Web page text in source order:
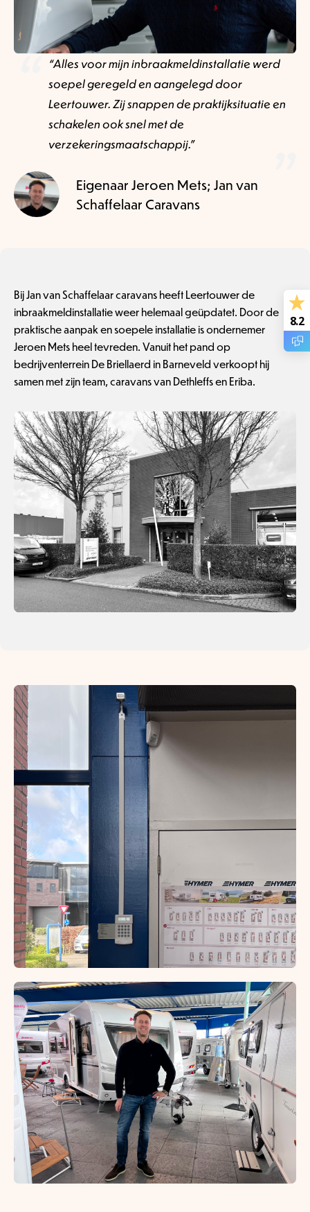
“Alles voor mijn inbraakmeldinstallatie werd
soepel geregeld en aangelegd door
Leertouwer. Zij snappen de praktijksituatie en
schakelen ook snel met de
verzekeringsmaatschappij.”
Eigenaar Jeroen Mets; Jan van
Schaffelaar Caravans
Bij Jan van Schaffelaar caravans heeft Leertouwer de
inbraakmeldinstallatie weer helemaal geüpdatet. Door de
praktische aanpak en soepele installatie is ondernemer
Jeroen Mets heel tevreden. Vanuit het pand op
bedrijventerrein De Briellaerd in Barneveld verkoopt hij
samen met zijn team, caravans van Dethleffs en Eriba.
8.2